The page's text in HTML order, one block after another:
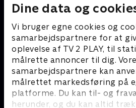
Dine data og
Vi bruger egne cookies og
samarbejdspartnere for at
oplevelse af TV 2 PLAY, til
målrette annoncer til dig.
samarbejdspartnere kan
målrettet markedsføring på
platforme. Du kan til- og
herunder, og du kan altid
Grænsepatruljen USA
Dokumentar • 2 sæsoner